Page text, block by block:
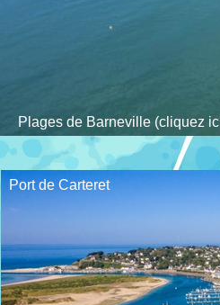
Plages de Barneville (cliquez
Port de Carteret